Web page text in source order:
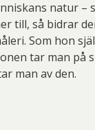
natur –
till, så bidrar
Som hon
tar man på
man av den.